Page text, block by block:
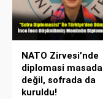
NATO Zirvesi’nde
diplomasi masada
değil, sofrada da
kuruldu!